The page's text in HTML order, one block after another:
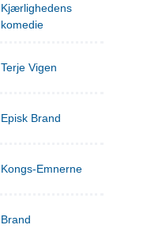
Kjærlighedens
komedie
Terje Vigen
Episk Brand
Kongs-Emnerne
Brand